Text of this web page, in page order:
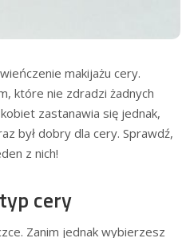
makijażu cery.
które nie zdradzi żadnych
zastanawia się jednak,
był dobry dla cery. Sprawdź,
z nich!
cery
Zanim jednak wybierzesz